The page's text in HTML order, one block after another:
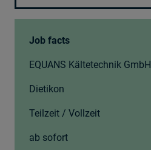
Job facts
EQUANS Kältetechnik GmbH
Dietikon
Teilzeit / Vollzeit
ab sofort